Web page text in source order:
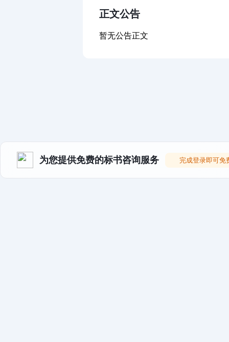
正文公告
暂无公告正文
为您提供免费的标书咨询服务 完成登录即可免